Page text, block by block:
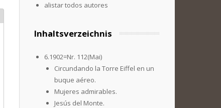
alistar todos autores
Inhaltsverzeichnis
6.1902=Nr. 112(Mai)
Circundando la Torre Eiffel en un
buque aéreo.
Mujeres admirables.
Jesús del Monte.